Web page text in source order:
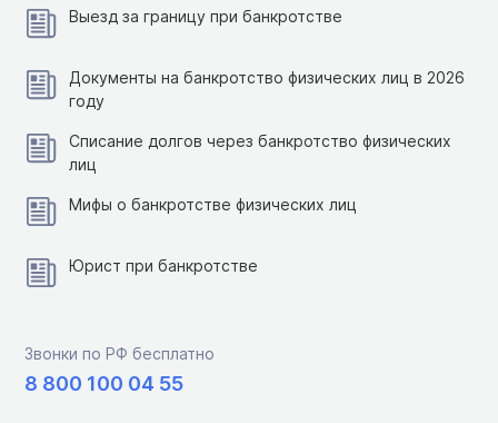
Выезд за границу при банкротстве
Документы на банкротство физических лиц в 2026
году
Списание долгов через банкротство физических
лиц
Мифы о банкротстве физических лиц
Юрист при банкротстве
Звонки по РФ бесплатно
8 800 100 04 55